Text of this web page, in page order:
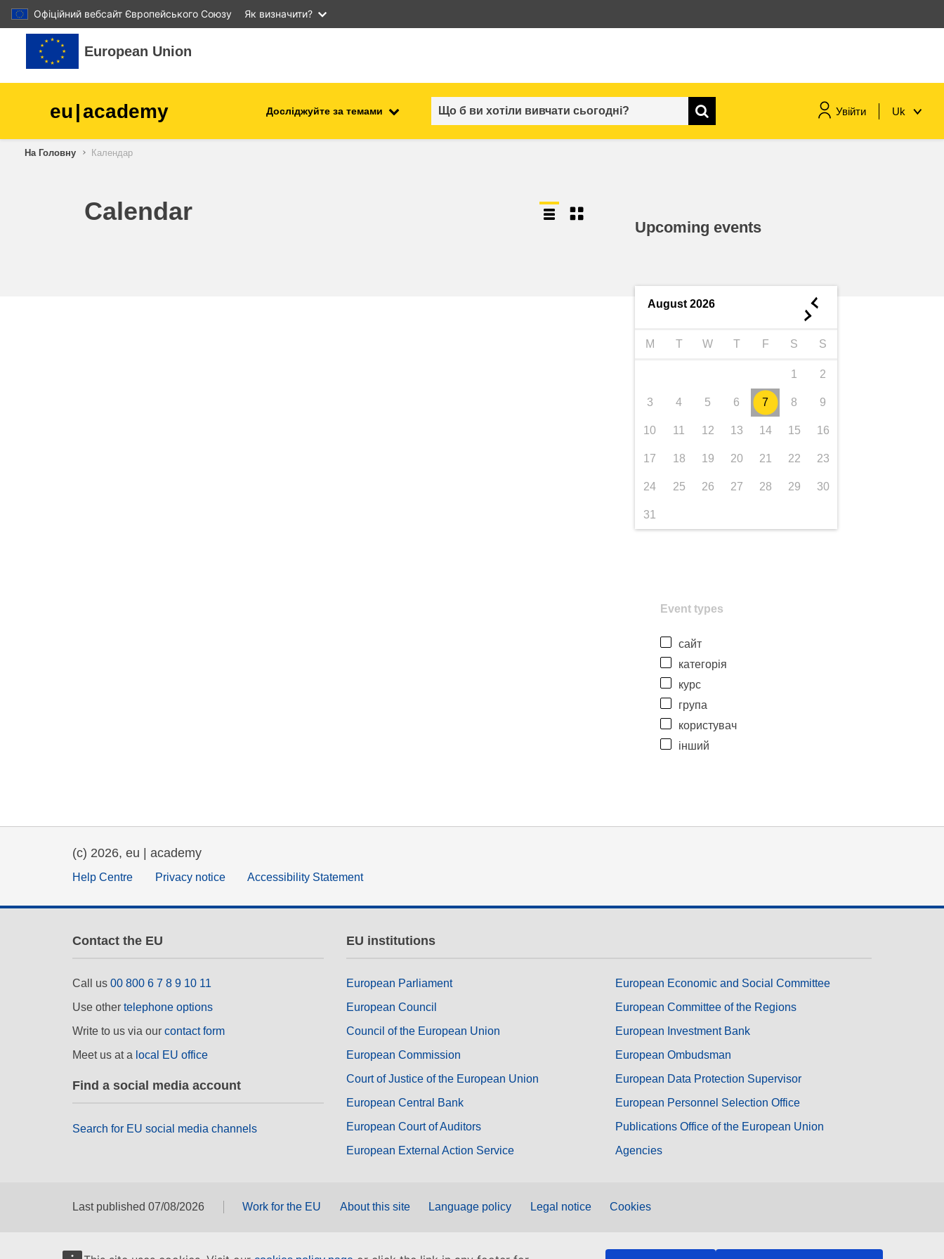
Офіційний вебсайт Європейського Союзу Як визначити?
Перейти до головного вмісту
European Union
eu|academy Досліджуйте за темами Увійти Uk
діти та молодь
продуктів та продовольча
харчування, здоров'я та
знаннями
На Головну Календар
Calendar
Upcoming events
August 2026 ◄
►
M T W T F S S
1 2
3 4 5 6 7 8 9
10 11 12 13 14 15 16
17 18 19 20 21 22 23
24 25 26 27 28 29 30
31
Event types
сайт
категорія
курс
група
користувач
інший
(c) 2026, eu | academy
Help Centre Privacy notice Accessibility Statement
Contact the EU
Call us 00 800 6 7 8 9 10 11
Use other telephone options
Write to us via our contact form
Meet us at a local EU office
Find a social media account
Search for EU social media channels
EU institutions
European Parliament
European Council
Council of the European Union
European Commission
Court of Justice of the European Union
European Central Bank
European Court of Auditors
European External Action Service
European Economic and Social Committee
European Committee of the Regions
European Investment Bank
European Ombudsman
European Data Protection Supervisor
European Personnel Selection Office
Publications Office of the European Union
Agencies
Last published 07/08/2026 Work for the EU About this site Language policy Legal notice Cookies